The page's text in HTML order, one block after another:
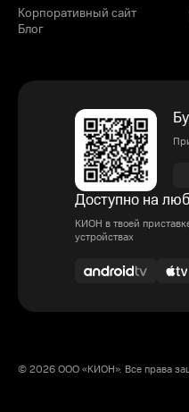
Корпоративный сайт
Блог
Доступно на
КИОН в твоей
устройствах
© 2026 ООО «КИОН». Все права